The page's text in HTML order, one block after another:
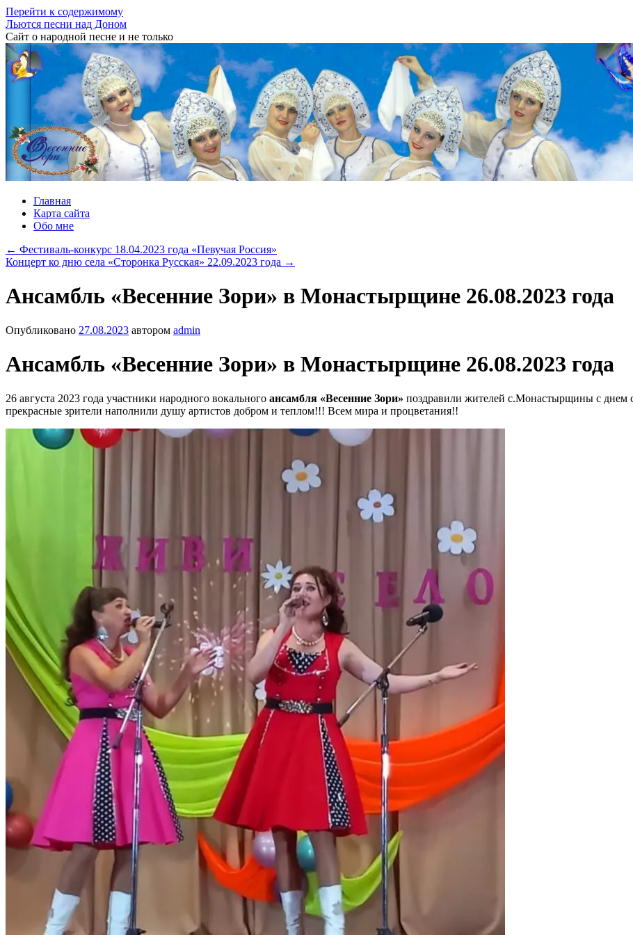
Перейти к содержимому
Льются песни над Доном
Сайт о народной песне и не только
Главная
Карта сайта
Обо мне
← Фестиваль-конкурс 18.04.2023 года «Певучая Россия»
Концерт ко дню села «Сторонка Русская» 22.09.2023 года →
Ансамбль «Весенние Зори» в Монастырщине 26.08.2023 года
Опубликовано 27.08.2023 автором admin
Ансамбль «Весенние Зори» в Монастырщине 26.08.2023 года
26 августа 2023 года участники народного вокального ансамбля «Весенние Зори» поздравили жителей с.Монастырщины с днем
прекрасные зрители наполнили душу артистов добром и теплом!!! Всем мира и процветания!!